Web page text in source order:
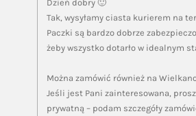
Dzień dobry 🙂
Tak, wysyłamy ciasta kurierem na
Paczki są bardzo dobrze
żeby wszystko dotarło w idealnym
Można zamówić również na
Jeśli jest Pani zainteresowana,
prywatną – podam szczegóły